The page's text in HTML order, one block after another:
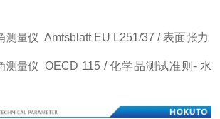
Amtsblatt EU L251/37 / 表面张力
OECD 115 / 化学品测试准则- 水